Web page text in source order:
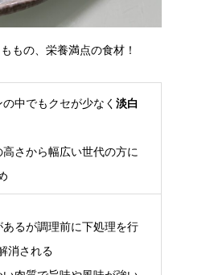
もの、栄養満点の食材！
中でもクセが少なく 淡白
高さから幅広い世代の方に
あるが調理前に下処理を行
消される